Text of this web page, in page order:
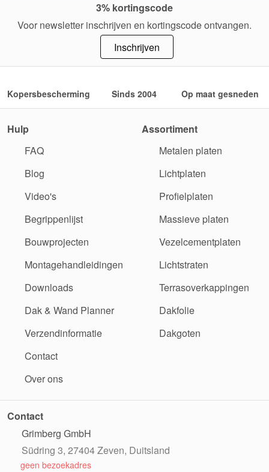
3% kortingscode
Voor newsletter inschrijven en kortingscode ontvangen.
Inschrijven
Kopersbescherming Sinds 2004 Op maat gesneden
Hulp
FAQ
Blog
Video's
Begrippenlijst
Bouwprojecten
Montagehandleidingen
Downloads
Dak & Wand Planner
Verzendinformatie
Contact
Over ons
Assortiment
Metalen platen
Lichtplaten
Profielplaten
Massieve platen
Vezelcementplaten
Lichtstraten
Terrasoverkappingen
Dakfolie
Dakgoten
Contact
Grimberg GmbH
Südring 3, 27404 Zeven, Duitsland
geen bezoekadres